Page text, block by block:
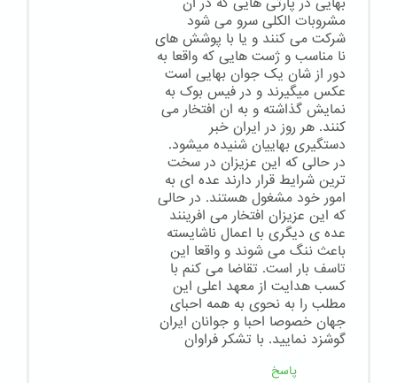
مشروبات الکلی سرو می شود
شرکت می کنند و یا با پوشش های
نا مناسب و ژست هایی که واقعا به
دور از شان یک جوان بهایی است
عکس میگیرند و در فیس بوک به
نمایش گذاشته و به ان افتخار می
کنند. هر روز در ایران خبر
دستگیری بهاییان شنیده میشود.
در حالی که این عزیزان در سخت
ترین شرایط قرار دارند عده ای به
امور خود مشغول هستند. در حالی
که این عزیزان افتخار می افرینند
عده ی دیگری با اعمال ناشایسته
باعث ننگ می شوند و واقعا این
تاسف بار است. تقاضا می کنم با
کسب هدایت از معهد اعلی این
مطلب را به نحوی به همه احبای
جهان خصوصا احبا و جوانان ایران
گوشزد نمایید. با تشکر فراوان
پاسخ